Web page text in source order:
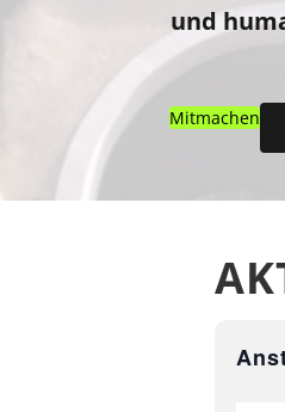
und
Mitmachen